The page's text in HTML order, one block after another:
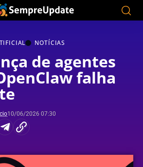
NOTÍCIAS
de agentes
falha
10/06/2026 07:30